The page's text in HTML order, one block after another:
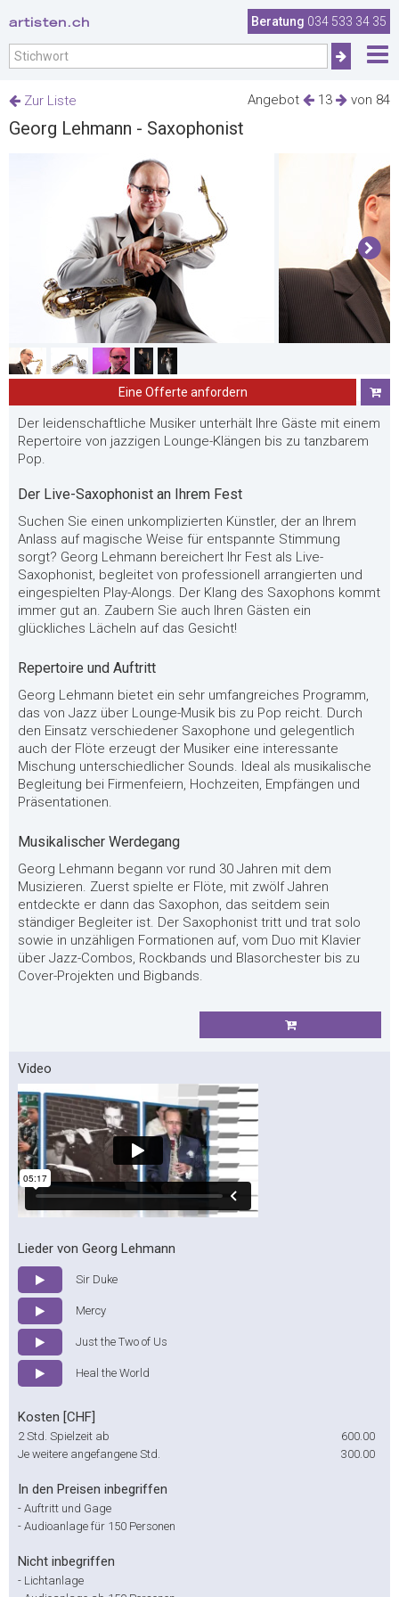
artisten.ch Beratung 034 533 34 35
Angebot 13 von 84
Zur Liste
Georg Lehmann - Saxophonist
Eine Offerte anfordern
Der leidenschaftliche Musiker unterhält Ihre Gäste mit einem
Repertoire von jazzigen Lounge-Klängen bis zu tanzbarem
Pop.
Der Live-Saxophonist an Ihrem Fest
Suchen Sie einen unkomplizierten Künstler, der an Ihrem
Anlass auf magische Weise für entspannte Stimmung
sorgt? Georg Lehmann bereichert Ihr Fest als Live-
Saxophonist, begleitet von professionell arrangierten und
eingespielten Play-Alongs. Der Klang des Saxophons kommt
immer gut an. Zaubern Sie auch Ihren Gästen ein
glückliches Lächeln auf das Gesicht!
Repertoire und Auftritt
Georg Lehmann bietet ein sehr umfangreiches Programm,
das von Jazz über Lounge-Musik bis zu Pop reicht. Durch
den Einsatz verschiedener Saxophone und gelegentlich
auch der Flöte erzeugt der Musiker eine interessante
Mischung unterschiedlicher Sounds. Ideal als musikalische
Begleitung bei Firmenfeiern, Hochzeiten, Empfängen und
Präsentationen.
Musikalischer Werdegang
Georg Lehmann begann vor rund 30 Jahren mit dem
Musizieren. Zuerst spielte er Flöte, mit zwölf Jahren
entdeckte er dann das Saxophon, das seitdem sein
ständiger Begleiter ist. Der Saxophonist tritt und trat solo
sowie in unzähligen Formationen auf, vom Duo mit Klavier
über Jazz-Combos, Rockbands und Blasorchester bis zu
Cover-Projekten und Bigbands.
Video
Lieder von Georg Lehmann
Sir Duke
Mercy
Just the Two of Us
Heal the World
Kosten [CHF]
2 Std. Spielzeit ab
600.00
Je weitere angefangene Std.
300.00
In den Preisen inbegriffen
- Auftritt und Gage
- Audioanlage für 150 Personen
Nicht inbegriffen
- Lichtanlage